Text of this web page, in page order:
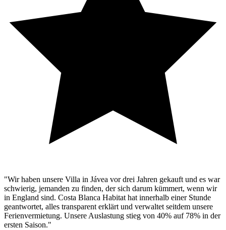
"Wir haben unsere Villa in Jávea vor drei Jahren gekauft und es war
schwierig, jemanden zu finden, der sich darum kümmert, wenn wir
in England sind. Costa Blanca Habitat hat innerhalb einer Stunde
geantwortet, alles transparent erklärt und verwaltet seitdem unsere
Ferienvermietung. Unsere Auslastung stieg von 40% auf 78% in der
ersten Saison."